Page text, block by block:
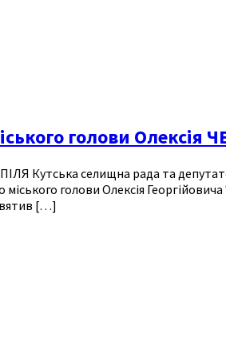
голови Олексія
Кутська селищна рада та
голови Олексія Георгійовича
[…]